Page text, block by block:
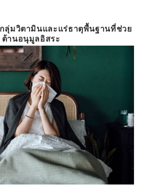
ลุ่มวิตามินและแร่ธาตุพื้นฐานที่ช่วย
านอนุมูลอิสระ